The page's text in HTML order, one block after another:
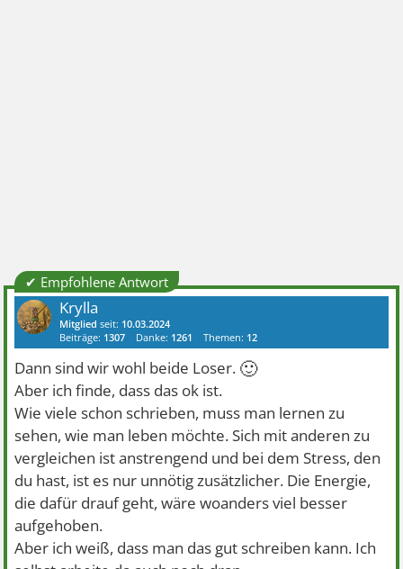
✔ Empfohlene Antwort
Krylla
Mitglied seit: 10.03.2024
Beiträge: 1307 Danke: 1261 Themen: 12
Dann sind wir wohl beide Loser. 🙂
Aber ich finde, dass das ok ist.
Wie viele schon schrieben, muss man lernen zu
sehen, wie man leben möchte. Sich mit anderen zu
vergleichen ist anstrengend und bei dem Stress, den
du hast, ist es nur unnötig zusätzlicher. Die Energie,
die dafür drauf geht, wäre woanders viel besser
aufgehoben.
Aber ich weiß, dass man das gut schreiben kann. Ich